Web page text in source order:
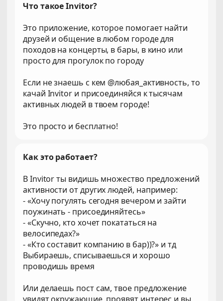
Что такое Invitor?
Это приложение, которое помогает найти
друзей и общение в любом городе для
походов на концерты, в бары, в кино или
просто для прогулок по городу
Если не знаешь с кем @любая_активность, то
качай Invitor и присоединяйся к тысячам
активных людей в твоем городе!
Это просто и бесплатно!
Как это работает?
В Invitor ты видишь множество предложений
активности от других людей, например:
- «Хочу погулять сегодня вечером и зайти
поужинать - присоединяйтесь»
- «Скучно, кто хочет покататься на
велосипедах?»
- «Кто составит компанию в бар))?» и тд
Выбираешь, списываешься и хорошо
проводишь время
Или делаешь пост сам, твое предложение